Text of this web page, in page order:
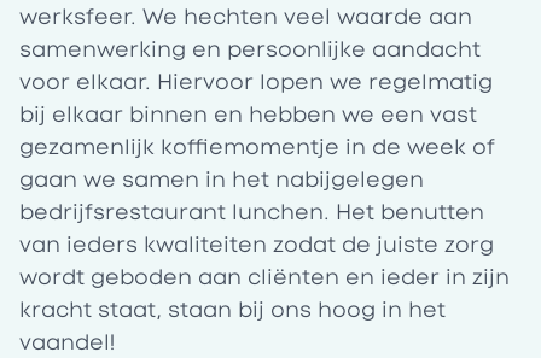
werksfeer. We hechten veel waarde aan
samenwerking en persoonlijke aandacht
voor elkaar. Hiervoor lopen we regelmatig
bij elkaar binnen en hebben we een vast
gezamenlijk koffiemomentje in de week of
gaan we samen in het nabijgelegen
bedrijfsrestaurant lunchen. Het benutten
van ieders kwaliteiten zodat de juiste zorg
wordt geboden aan cliënten en ieder in zijn
kracht staat, staan bij ons hoog in het
vaandel!